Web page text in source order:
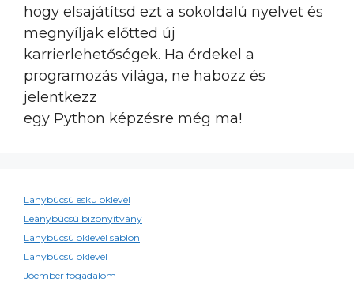
hogy elsajátítsd ezt a sokoldalú nyelvet és
megnyíljak előtted új
karrierlehetőségek. Ha érdekel a
programozás világa, ne habozz és
jelentkezz
egy Python képzésre még ma!
Lánybúcsú eskü oklevél
Leánybúcsú bizonyítvány
Lánybúcsú oklevél sablon
Lánybúcsú oklevél
Jóember fogadalom